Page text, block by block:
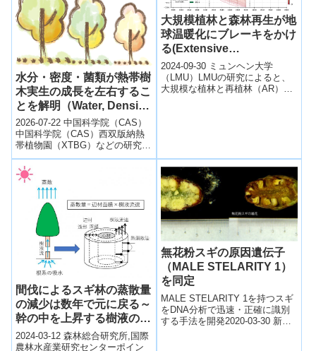
水分・密度・菌類が熱帯樹
木実生の成長を左右するこ
とを解明（Water, Density,
and Fungi Jointly Shape
Seedling Growth in
Tropical Trees）
2026-07-22 中国科学院（CAS）
中国科学院（CAS）西双版納熱
帯植物園（XTBG）などの研究チ
ームは、東南アジア熱帯雨林の
優占樹種であるフタバガキ科P...
大規模植林と森林再生が地
球温暖化にブレーキをかけ
る(Extensive
afforestation and
reforestation can brake
global warming)
2024-09-30 ミュンヘン大学
（LMU）LMUの研究によると、
大規模な植林と再植林（AR）
間伐によるスギ林の蒸散量
の減少は数年で元に戻る～
幹の中を上昇する樹液の速
さの増大がカギ～
2024-03-12 森林総合研究所,国際
農林水産業研究センターポイン
無花粉スギの原因遺伝子
（MALE STELARITY 1）
を同定
MALE STELARITY 1を持つスギ
をDNA分析で迅速・正確に識別
する手法を開発2020-03-30 新潟